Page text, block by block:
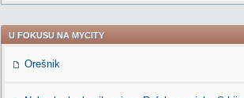
U FOKUSU NA MYCITY
Orešnik